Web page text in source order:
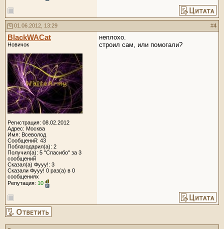
01.06.2012, 13:29 #4
BlackWACat
Новичок
Регистрация: 08.02.2012
Адрес: Москва
Имя: Всеволод
Сообщений: 43
Поблагодарил(а): 2
Получил(а): 5 "Спасибо" за 3
сообщений
Сказал(а) Фууу!: 3
Сказали Фууу! 0 раз(а) в 0
сообщениях
Репутация: 10
неплохо.
строил сам, или помогали?